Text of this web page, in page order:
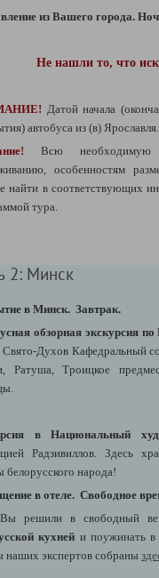
из Вашего города.
Не нашли то, что
Датой начала
автобуса из (в) Ярославля.
Всю необходимую
особенностям
найти в соответствующих
тура.
2: Минск
в Минск. Завтрак.
обзорная экскурсия
Свято-Духов Кафедральный
Ратуша, Троицкое
в Национальный
Радзивиллов. Здесь
белорусского народа!
в отеле. Свободное
решили в свободный
кухней и поужинать в
наших экспертов собраны